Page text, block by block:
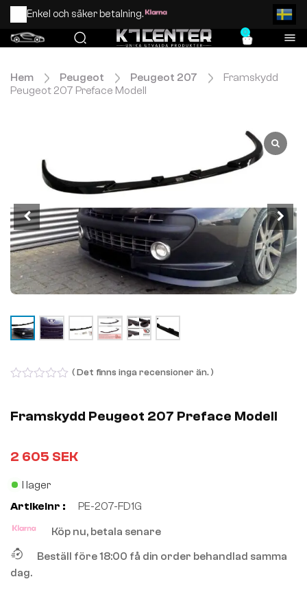
Enkel och säker betalning.
0
Hem Peugeot Peugeot 207
Framskydd
Peugeot 207 Preface Modell
of
5
( Det finns inga recensioner än. )
Framskydd Peugeot 207 Preface Modell
2 605 SEK
I lager
Artikelnr :
PE-207-FD1G
Köp nu, betala senare
Beställ före 18:00 få din order behandlad samma
dag.